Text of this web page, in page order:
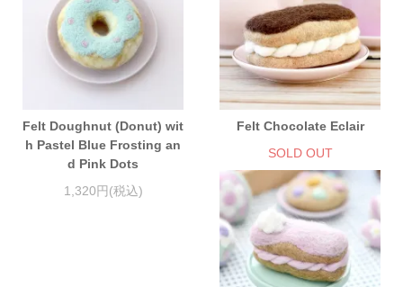
Felt Doughnut (Donut) wit
h Pastel Blue Frosting an
d Pink Dots
1,320円(税込)
Felt Chocolate Eclair
SOLD OUT